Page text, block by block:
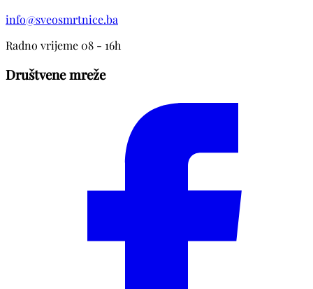
info@sveosmrtnice.ba
Radno vrijeme 08 - 16h
Društvene mreže